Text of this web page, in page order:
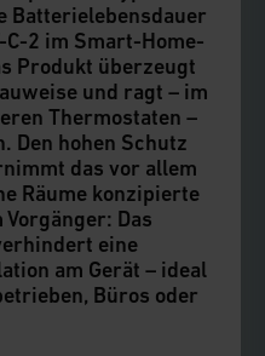
Batterielebensdauer
C-2 im Smart-Home-
Produkt überzeugt
und ragt – im
Thermostaten –
Den hohen Schutz
das vor allem
Räume konzipierte
Das
eine
am Gerät – ideal
Büros oder